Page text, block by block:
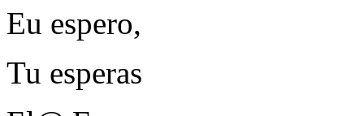
Eu espero,
Tu esperas